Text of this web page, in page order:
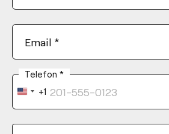
Email *
Telefon *
United
States
+1